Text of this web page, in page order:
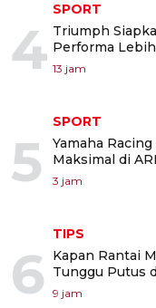
4
SPORT
Triumph
Performa
13 jam
5
SPORT
Yamaha
Maksimal di
3 jam
6
TIPS
Kapan Rantai
Tunggu Putus
9 jam